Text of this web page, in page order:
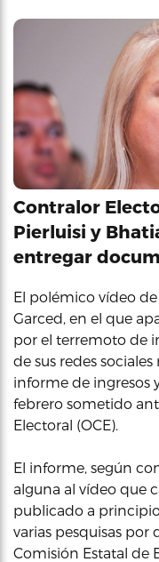
Contralor
Pierluisi y
entregar
El polémico vídeo
Garced, en el que
por el terremoto de
de sus redes
informe de ingresos
febrero sometido
Electoral (OCE).
El informe, según
alguna al vídeo que
publicado a
varias pesquisas por
Comisión Estatal de